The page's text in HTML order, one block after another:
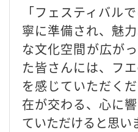
「フェスティバル
寧に準備され、魅
な文化空間が広が
た皆さんには、フ
を感じていただく
在が交わる、心に
ていただけると思い